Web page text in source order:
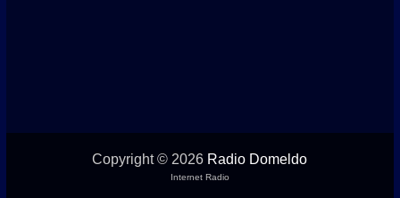
Copyright © 2026 Radio Domeldo
Internet Radio